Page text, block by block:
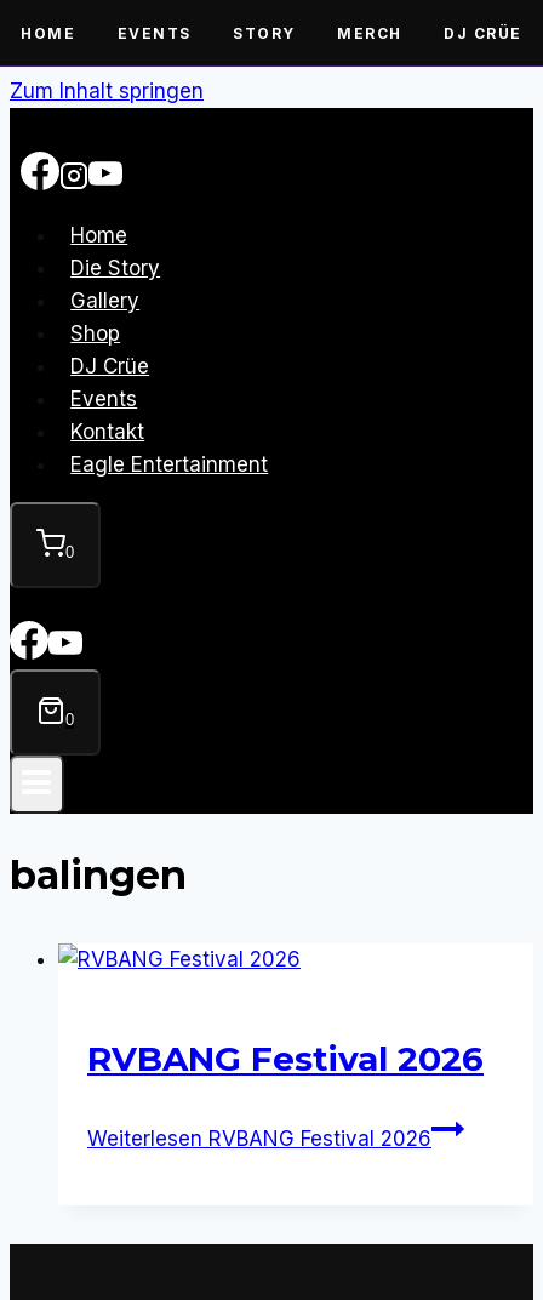
HOME EVENTS STORY MERCH DJ CRÜE
Zum Inhalt springen
Home
Die Story
Gallery
Shop
DJ Crüe
Events
Kontakt
Eagle Entertainment
0
0
balingen
RVBANG Festival 2026
Weiterlesen RVBANG Festival 2026